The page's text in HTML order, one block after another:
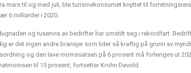
mars til og med juli, ble turismekonsumet knyttet til
6 milliarder i 2020.
og tusenvis av bedrifter har omstilt seg i rekordfart.
er det ingen andre bransjer som lider så kraftig på grunn av
og den lave momssatsen på 6 prosent må forlenges ut
til 15 prosent, fortsetter Krohn Devold.